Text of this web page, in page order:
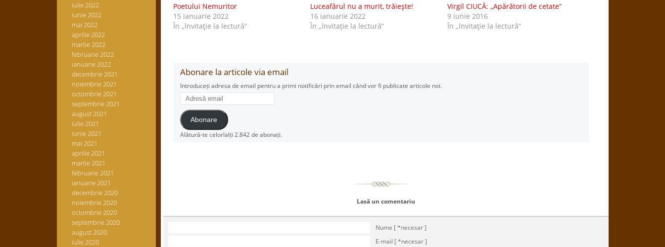
iulie 2022
iunie 2022
mai 2022
aprilie 2022
martie 2022
februarie 2022
ianuarie 2022
decembrie 2021
noiembrie 2021
octombrie 2021
septembrie 2021
august 2021
iulie 2021
iunie 2021
mai 2021
aprilie 2021
martie 2021
februarie 2021
ianuarie 2021
decembrie 2020
noiembrie 2020
octombrie 2020
septembrie 2020
august 2020
iulie 2020
Poetului Nemuritor
15 ianuarie 2022
În „lnvitaţie la lectură”
Luceafărul nu a murit, trăieşte!
16 ianuarie 2022
În „lnvitaţie la lectură”
Virgil CIUCĂ: ,,Apărătorii de cetate”
9 iunie 2016
În „lnvitaţie la lectură”
Abonare la articole via email
Introduceți adresa de email pentru a primi notificări prin email când vor fi publicate articole noi.
Adresă
email
Abonare
Alătură-te celorlalți 2.842 de abonați.
Lasă un comentariu
Nume [ *necesar ]
E-mail [ *necesar ]